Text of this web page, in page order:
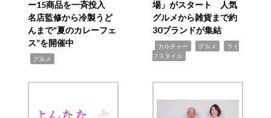
ー15商品を一斉投入
名店監修から冷製うど
んまで“夏のカレーフェ
ス”を開催中
グルメ
場」がスタート 人気
グルメから雑貨まで約
30ブランドが集結
カルチャー グルメ
ライ
フスタイル